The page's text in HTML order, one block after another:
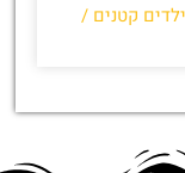
קטנים /